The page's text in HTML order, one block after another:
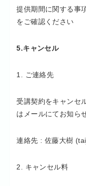
提供期間に関する事
をご確認ください
5.キャンセル
1. ご連絡先
受講契約をキャンセ
はメールにてお知ら
連絡先 : 佐藤大樹
2. キャンセル料